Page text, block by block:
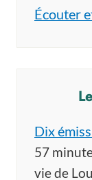
Écouter
Dix
57
vie de